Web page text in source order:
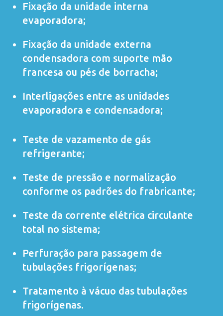
Fixação da unidade interna
evaporadora;
Fixação da unidade externa
condensadora com suporte mão
francesa ou pés de borracha;
Interligações entre as unidades
evaporadora e condensadora;
Teste de vazamento de gás
refrigerante;
Teste de pressão e normalização
conforme os padrões do frabricante;
Teste da corrente elétrica circulante
total no sistema;
Perfuração para passagem de
tubulações frigorígenas;
Tratamento à vácuo das tubulações
frigorígenas.